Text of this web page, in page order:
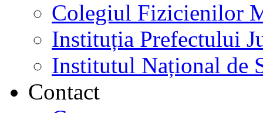
Colegiul Fizicienilor
Instituția Prefectului
Institutul Național de
Contact